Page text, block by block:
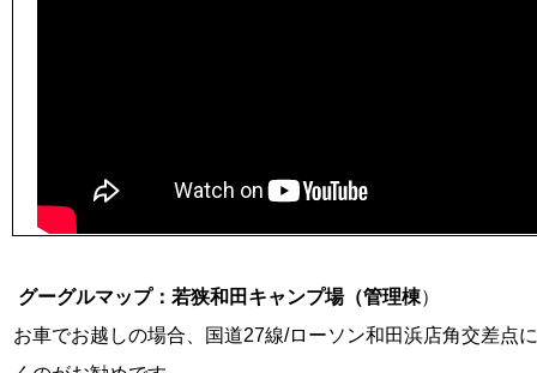
グーグルマップ：若狭和田キャンプ場（管理棟）
お車でお越しの場合、国道27線/ローソン和田浜店角交差点